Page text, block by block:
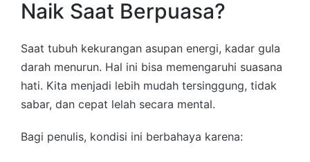
Naik Saat Berpuasa?
Saat tubuh kekurangan asupan energi, kadar gula
darah menurun. Hal ini bisa memengaruhi suasana
hati. Kita menjadi lebih mudah tersinggung, tidak
sabar, dan cepat lelah secara mental.
Bagi penulis, kondisi ini berbahaya karena: